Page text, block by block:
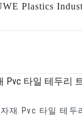
Plastics
재 Pvc 타일 테두